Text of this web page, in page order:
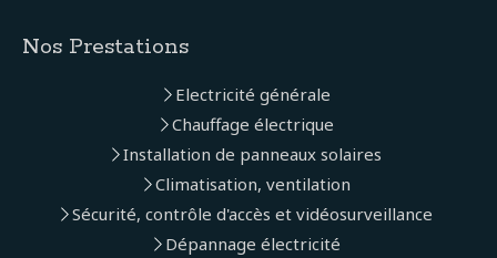
Nos Prestations
Electricité générale
Chauffage électrique
Installation de panneaux solaires
Climatisation, ventilation
Sécurité, contrôle d'accès et vidéosurveillance
Dépannage électricité